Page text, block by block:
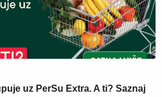
uz PerSu Extra. A ti? Saznaj